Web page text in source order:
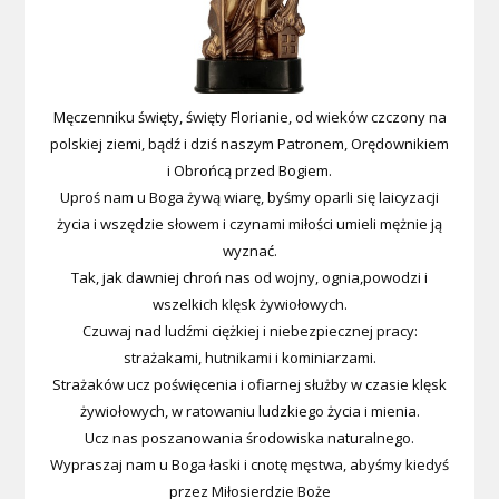
Męczenniku święty, święty Florianie, od wieków czczony na
polskiej ziemi, bądź i dziś naszym Patronem, Orędownikiem
i Obrońcą przed Bogiem.
Uproś nam u Boga żywą wiarę, byśmy oparli się laicyzacji
życia i wszędzie słowem i czynami miłości umieli mężnie ją
wyznać.
Tak, jak dawniej chroń nas od wojny, ognia,powodzi i
wszelkich klęsk żywiołowych.
Czuwaj nad ludźmi ciężkiej i niebezpiecznej pracy:
strażakami, hutnikami i kominiarzami.
Strażaków ucz poświęcenia i ofiarnej służby w czasie klęsk
żywiołowych, w ratowaniu ludzkiego życia i mienia.
Ucz nas poszanowania środowiska naturalnego.
Wypraszaj nam u Boga łaski i cnotę męstwa, abyśmy kiedyś
przez Miłosierdzie Boże